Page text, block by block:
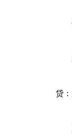
长期
应收
贷：
应交